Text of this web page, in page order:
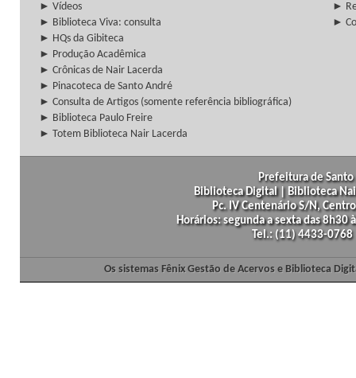
► Vídeos
►
► Biblioteca Viva: consulta
►
► HQs da Gibiteca
► Produção Acadêmica
► Crônicas de Nair Lacerda
► Pinacoteca de Santo André
► Consulta de Artigos (somente referência bibliográfica)
► Biblioteca Paulo Freire
► Totem Biblioteca Nair Lacerda
Prefeitura de
Biblioteca Digital | Biblioteca
Pc. IV Centenário S/N,
Horários: segunda a sexta das
Tel.: (11) 4433-
Os sistemas Fênix Gestão de Acervos e Biblioteca